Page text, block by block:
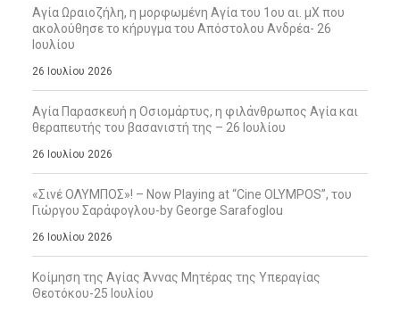
Αγία Ωραιοζήλη, η μορφωμένη Αγία του 1ου αι. μΧ που
ακολούθησε το κήρυγμα του Απόστολου Ανδρέα- 26
Ιουλίου
26 Ιουλίου 2026
Αγία Παρασκευή η Οσιομάρτυς, η φιλάνθρωπος Αγία και
θεραπευτής του βασανιστή της – 26 Ιουλίου
26 Ιουλίου 2026
«Σινέ ΟΛΥΜΠΟΣ»! – Now Playing at “Cine OLYMPOS”, του
Γιώργου Σαράφογλου-by George Sarafoglou
26 Ιουλίου 2026
Κοίμηση της Αγίας Άννας Μητέρας της Υπεραγίας
Θεοτόκου-25 Ιουλίου